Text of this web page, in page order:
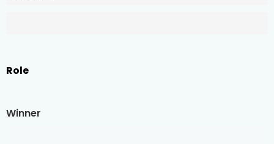
Role
Winner